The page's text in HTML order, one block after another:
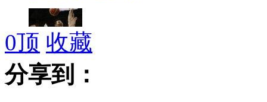
中国男篮五连败 结束奥运之旅
0顶 收藏
分享到：